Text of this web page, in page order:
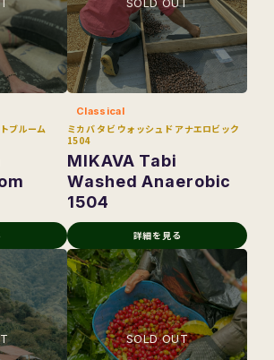
ブルーム
Classical
ミカバ タビ ウォッシュド アナエロビック
1504
MIKAVA Tabi
Washed Anaerobic
1504
詳細を見る